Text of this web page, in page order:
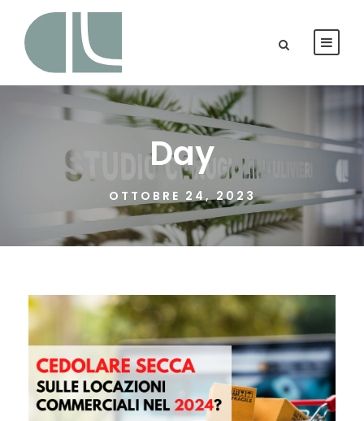
Day
OTTOBRE 24, 2023